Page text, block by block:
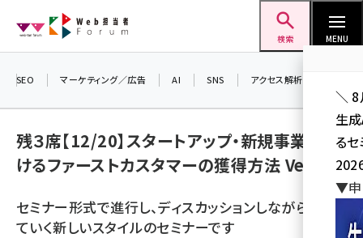
ン
検索 MENU
ai (2804)
SEO マーケティング／広告 AI SNS アクセス解析／データ分析
残３席【12/20】スタートアップ・新規事業にお
けるファーストカスタマーの獲得方法 Ver.2
セミナー形式で進行し、ディスカッションしながら進め
ていく新しいスタイルのセミナーです
＼ 8
生
る
▼申